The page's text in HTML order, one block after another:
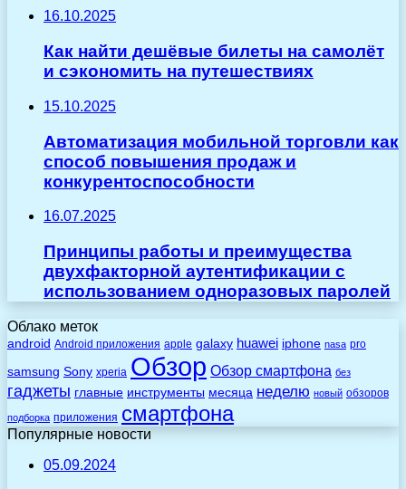
16.10.2025
Как найти дешёвые билеты на самолёт
и сэкономить на путешествиях
15.10.2025
Автоматизация мобильной торговли как
способ повышения продаж и
конкурентоспособности
16.07.2025
Принципы работы и преимущества
двухфакторной аутентификации с
использованием одноразовых паролей
Облако меток
android Android приложения apple galaxy huawei iphone nasa pro
samsung Sony xperia Обзор Обзор смартфона без
гаджеты главные инструменты месяца неделю новый обзоров
подборка приложения смартфона
Популярные новости
05.09.2024